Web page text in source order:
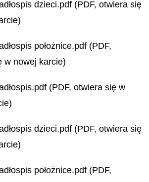
dzieci.pdf (PDF, otwiera się
położnice.pdf (PDF,
w nowej karcie)
(PDF, otwiera się w
dzieci.pdf (PDF, otwiera się
położnice.pdf (PDF,